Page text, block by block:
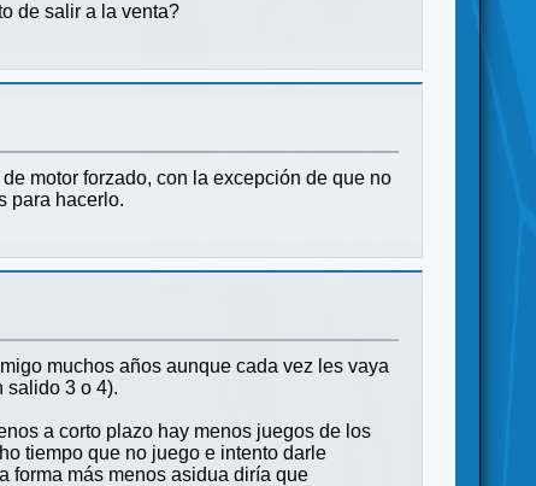
de salir a la venta?
motor forzado, con la excepción de que no
para hacerlo.
muchos años aunque cada vez les vaya
salido 3 o 4).
a corto plazo hay menos juegos de los
tiempo que no juego e intento darle
forma más menos asidua diría que